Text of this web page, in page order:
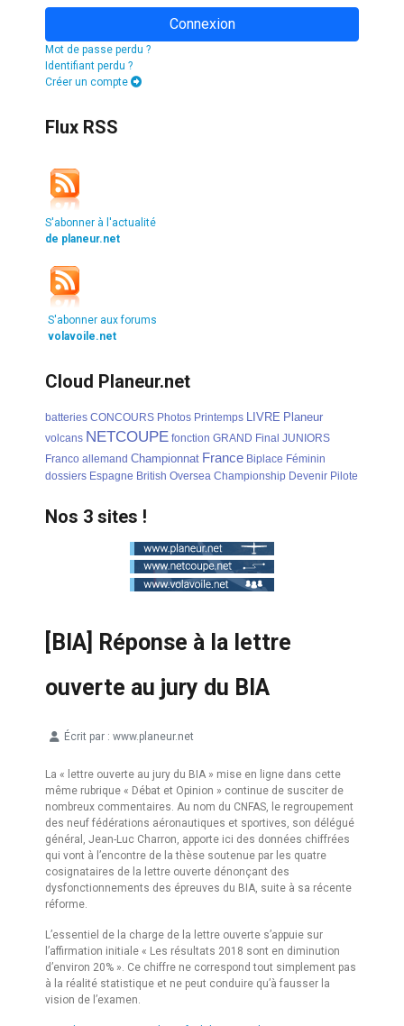
Connexion
Mot de passe perdu ?
Identifiant perdu ?
Créer un compte
Flux RSS
S'abonner à l'actualité
de planeur.net
S'abonner aux forums
volavoile.net
Cloud Planeur.net
batteries CONCOURS Photos Printemps LIVRE Planeur
volcans NETCOUPE fonction GRAND Final JUNIORS
Franco allemand Championnat France Biplace Féminin
dossiers Espagne British Oversea Championship Devenir Pilote
Nos 3 sites !
[BIA] Réponse à la lettre
ouverte au jury du BIA
Écrit par : www.planeur.net
La « lettre ouverte au jury du BIA » mise en ligne dans cette
même rubrique « Débat et Opinion » continue de susciter de
nombreux commentaires. Au nom du CNFAS, le regroupement
des neuf fédérations aéronautiques et sportives, son délégué
général, Jean-Luc Charron, apporte ici des données chiffrées
qui vont à l’encontre de la thèse soutenue par les quatre
cosignataires de la lettre ouverte dénonçant des
dysfonctionnements des épreuves du BIA, suite à sa récente
réforme.
L’essentiel de la charge de la lettre ouverte s’appuie sur
l’affirmation initiale « Les résultats 2018 sont en diminution
d’environ 20% ». Ce chiffre ne correspond tout simplement pas
à la réalité statistique et ne peut conduire qu’à fausser la
vision de l’examen.